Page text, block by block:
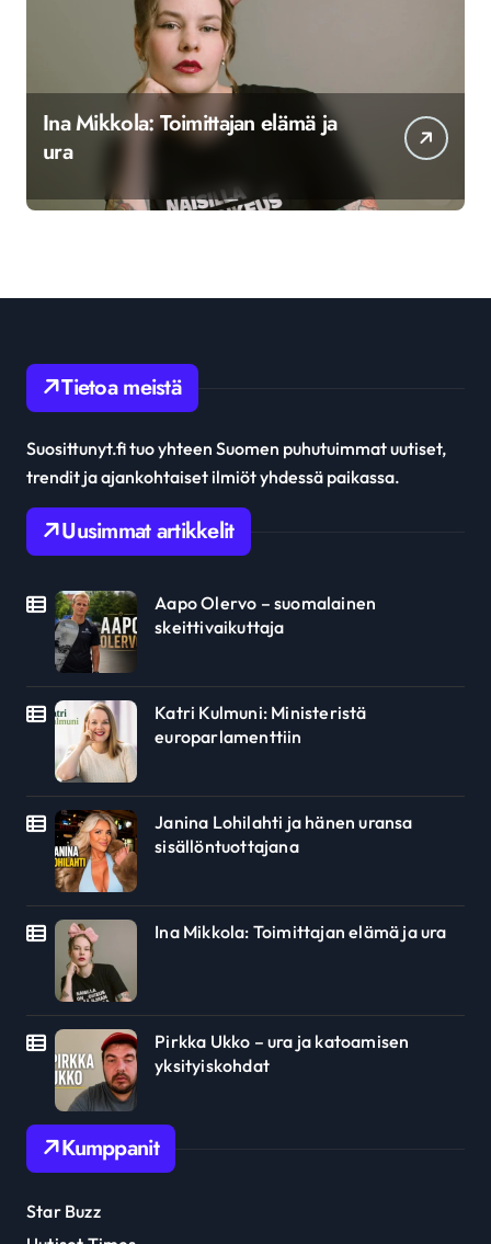
Ina Mikkola: Toimittajan elämä ja
ura
Tietoa meistä
Suosittunyt.fi tuo yhteen Suomen puhutuimmat uutiset,
trendit ja ajankohtaiset ilmiöt yhdessä paikassa.
Uusimmat artikkelit
Aapo Olervo – suomalainen
skeittivaikuttaja
Katri Kulmuni: Ministeristä
europarlamenttiin
Janina Lohilahti ja hänen uransa
sisällöntuottajana
Ina Mikkola: Toimittajan elämä ja ura
Pirkka Ukko – ura ja katoamisen
yksityiskohdat
Kumppanit
Star Buzz